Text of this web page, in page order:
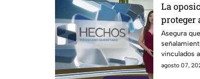
La
proteger
Asegura
vinculados
agosto 07,